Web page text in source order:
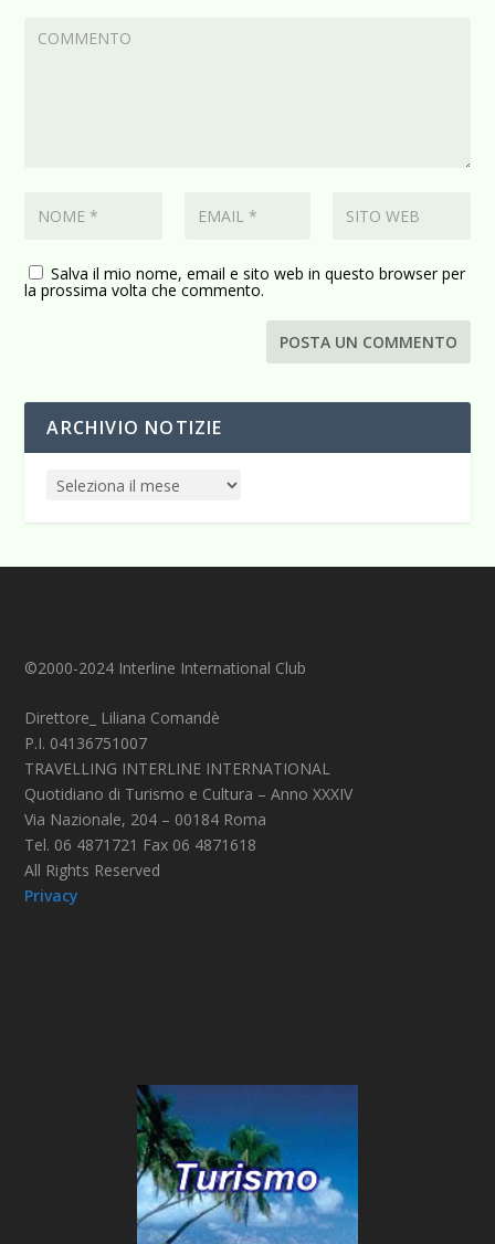
Salva il mio nome, email e sito web in questo browser per
la prossima volta che commento.
ARCHIVIO NOTIZIE
©2000-2024 Interline International Club
Direttore_ Liliana Comandè
P.I. 04136751007
TRAVELLING INTERLINE INTERNATIONAL
Quotidiano di Turismo e Cultura – Anno XXXIV
Via Nazionale, 204 – 00184 Roma
Tel. 06 4871721 Fax 06 4871618
All Rights Reserved
Privacy